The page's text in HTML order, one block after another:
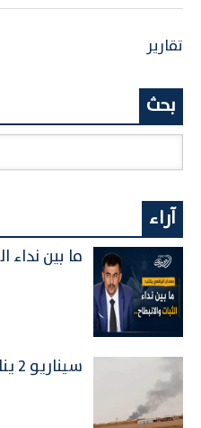
تقارير
بحث
آراء
ما بين نداء
سيناريو 2 يناير 2026م ينعاد من جديد